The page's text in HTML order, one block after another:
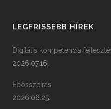
LEGFRISSEBB HÍREK
Digitális kompetencia
2026.07.16.
Ebösszeírás
2026.06.25.